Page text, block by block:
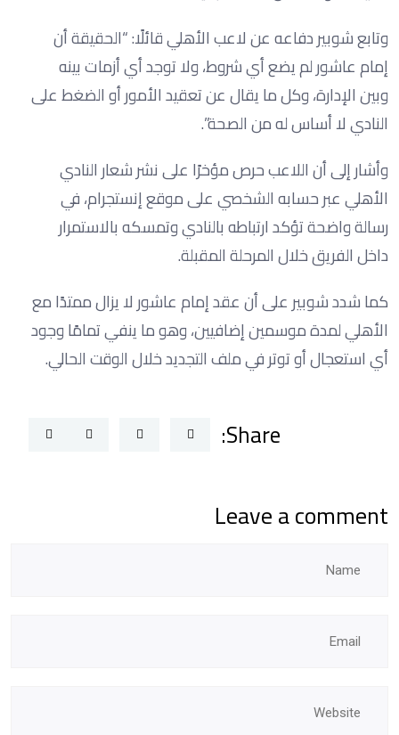
وتابع شوبير دفاعه عن لاعب الأهلي قائلًا: “الحقيقة أن
إمام عاشور لم يضع أي شروط، ولا توجد أي أزمات بينه
وبين الإدارة، وكل ما يقال عن تعقيد الأمور أو الضغط على
النادي لا أساس له من الصحة”.
وأشار إلى أن اللاعب حرص مؤخرًا على نشر شعار النادي
الأهلي عبر حسابه الشخصي على موقع إنستجرام، في
رسالة واضحة تؤكد ارتباطه بالنادي وتمسكه بالاستمرار
داخل الفريق خلال المرحلة المقبلة.
كما شدد شوبير على أن عقد إمام عاشور لا يزال ممتدًا مع
الأهلي لمدة موسمين إضافيين، وهو ما ينفي تمامًا وجود
أي استعجال أو توتر في ملف التجديد خلال الوقت الحالي.
Share:
Leave a comment